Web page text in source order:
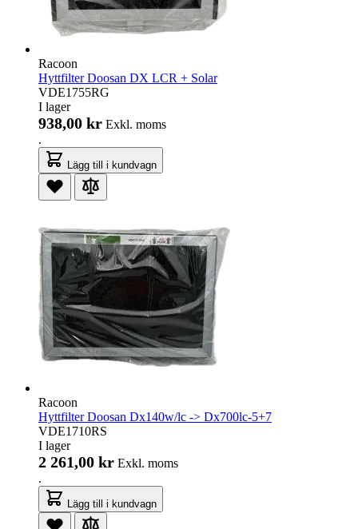
Racoon
Hyttfilter Doosan DX LCR + Solar
VDE1755RG
I lager
938,00 kr Exkl. moms
.
Lägg till i kundvagn
Racoon
Hyttfilter Doosan Dx140w/lc -> Dx700lc-5+7
VDE1710RS
I lager
2 261,00 kr Exkl. moms
.
Lägg till i kundvagn